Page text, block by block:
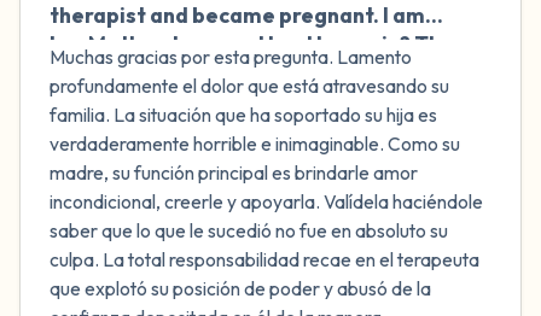
therapist and became pregnant. I am
her Mother, how can I heal her pain? The
aggressor continues to threaten her
and they share custody of my grandson.
Muchas gracias por esta pregunta. Lamento
profundamente el dolor que está atravesando su
familia. La situación que ha soportado su hija es
verdaderamente horrible e inimaginable. Como su
madre, su función principal es brindarle amor
incondicional, creerle y apoyarla. Valídela haciéndole
saber que lo que le sucedió no fue en absoluto su
culpa. La total responsabilidad recae en el terapeuta
que explotó su posición de poder y abusó de la